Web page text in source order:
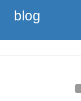
blog